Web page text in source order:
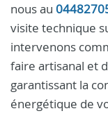
nous au
visite technique
intervenons
faire artisanal et
garantissant la
énergétique de